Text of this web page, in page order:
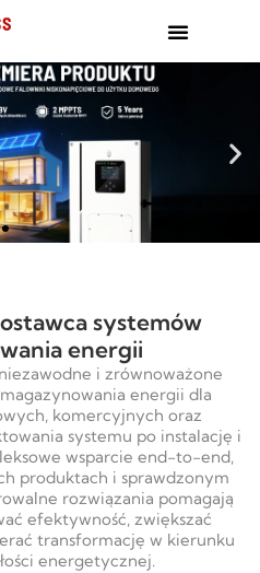
systemów
energii
i zrównoważone
energii dla
komercyjnych oraz
systemu po instalację i
wsparcie end-to-end,
produktach i sprawdzonym
rozwiązania pomagają
efektywność, zwiększać
transformację w kierunku
energetycznej.